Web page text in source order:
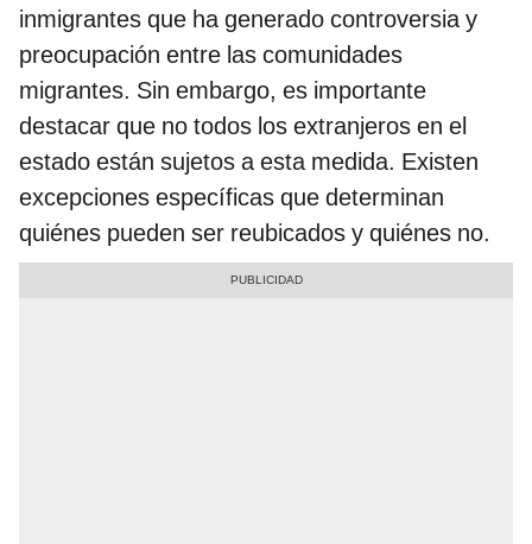
inmigrantes que ha generado controversia y
preocupación entre las comunidades
migrantes. Sin embargo, es importante
destacar que no todos los extranjeros en el
estado están sujetos a esta medida. Existen
excepciones específicas que determinan
quiénes pueden ser reubicados y quiénes no.